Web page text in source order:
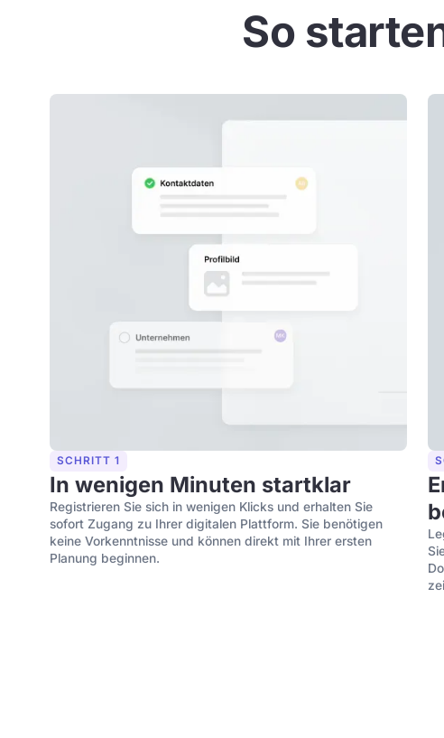
So
SCHRITT 1
In wenigen Minuten startklar
Registrieren Sie sich in wenigen Klicks und erhalten Sie
sofort Zugang zu Ihrer digitalen Plattform. Sie benötigen
keine Vorkenntnisse und können direkt mit Ihrer ersten
Planung beginnen.